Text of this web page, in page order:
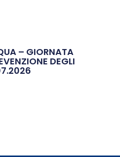
– GIORNATA
DEGLI